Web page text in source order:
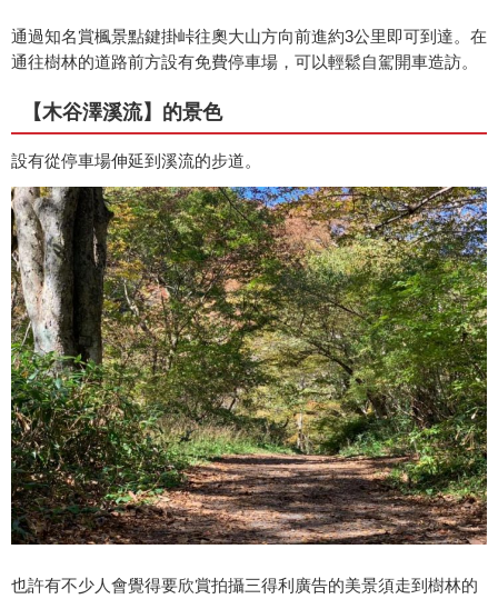
通過知名賞楓景點鍵掛峠往奧大山方向前進約3公里即可到達。在
通往樹林的道路前方設有免費停車場，可以輕鬆自駕開車造訪。
【木谷澤溪流】的景色
設有從停車場伸延到溪流的步道。
也許有不少人會覺得要欣賞拍攝三得利廣告的美景須走到樹林的